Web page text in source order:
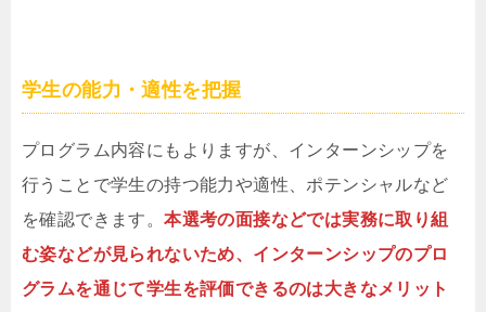
学生の能力・適性を把握
プログラム内容にもよりますが、インターンシップを
行うことで学生の持つ能力や適性、ポテンシャルなど
を確認できます。本選考の面接などでは実務に取り組
む姿などが見られないため、インターンシップのプロ
グラムを通じて学生を評価できるのは大きなメリット